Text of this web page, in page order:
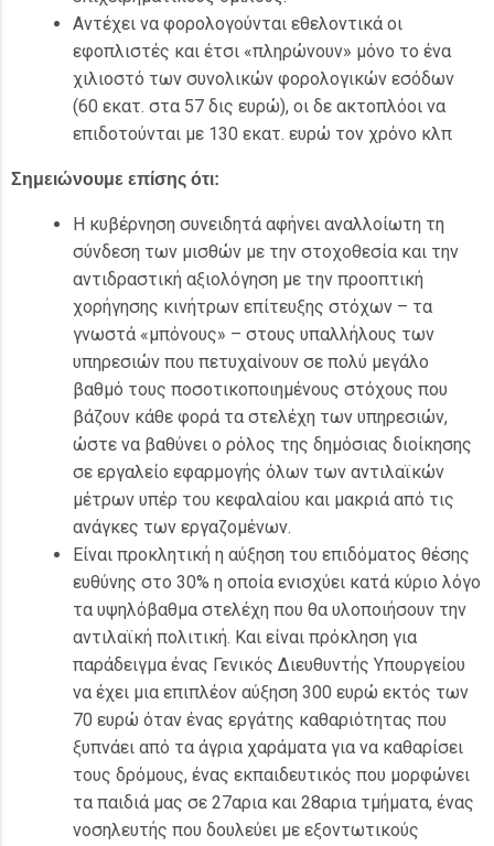
Αντέχει να φορολογούνται εθελοντικά οι
εφοπλιστές και έτσι «πληρώνουν» μόνο το ένα
χιλιοστό των συνολικών φορολογικών εσόδων
(60 εκατ. στα 57 δις ευρώ), οι δε ακτοπλόοι να
επιδοτούνται με 130 εκατ. ευρώ τον χρόνο κλπ
Σημειώνουμε επίσης ότι:
Η κυβέρνηση συνειδητά αφήνει αναλλοίωτη τη
σύνδεση των μισθών με την στοχοθεσία και την
αντιδραστική αξιολόγηση με την προοπτική
χορήγησης κινήτρων επίτευξης στόχων – τα
γνωστά «μπόνους» – στους υπαλλήλους των
υπηρεσιών που πετυχαίνουν σε πολύ μεγάλο
βαθμό τους ποσοτικοποιημένους στόχους που
βάζουν κάθε φορά τα στελέχη των υπηρεσιών,
ώστε να βαθύνει ο ρόλος της δημόσιας διοίκησης
σε εργαλείο εφαρμογής όλων των αντιλαϊκών
μέτρων υπέρ του κεφαλαίου και μακριά από τις
ανάγκες των εργαζομένων.
Είναι προκλητική η αύξηση του επιδόματος θέσης
ευθύνης στο 30% η οποία ενισχύει κατά κύριο λόγο
τα υψηλόβαθμα στελέχη που θα υλοποιήσουν την
αντιλαϊκή πολιτική. Και είναι πρόκληση για
παράδειγμα ένας Γενικός Διευθυντής Υπουργείου
να έχει μια επιπλέον αύξηση 300 ευρώ εκτός των
70 ευρώ όταν ένας εργάτης καθαριότητας που
ξυπνάει από τα άγρια χαράματα για να καθαρίσει
τους δρόμους, ένας εκπαιδευτικός που μορφώνει
τα παιδιά μας σε 27αρια και 28αρια τμήματα, ένας
νοσηλευτής που δουλεύει με εξοντωτικούς